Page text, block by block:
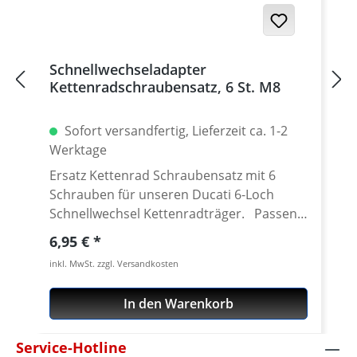
Germany! Den benötigten Kettenrad
Adapter findest Du weiter unten beim
Schnellwechseladapter
Kettenradschraubensatz, 6 St. M8
Sofort versandfertig, Lieferzeit ca. 1-2
Werktage
Ersatz Kettenrad Schraubensatz mit 6
Schrauben für unseren Ducati 6-Loch
Schnellwechsel Kettenradträger. Passend
für alle Kettenräder mit 6 Löchern (große
Achse) und Senkung in der Bohrung des
Schraubenlöcher. Material: Stahl, verzinkt
Inhalt: 6 Schrauben
Regulärer Preis:
6,95 €
inkl. MwSt. zzgl. Versandkosten
In den Warenkorb
Service-Hotline